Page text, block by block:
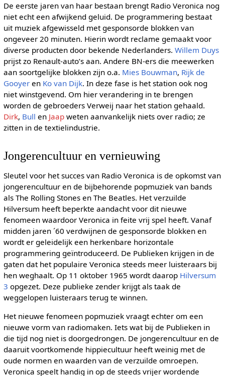
De eerste jaren van haar bestaan brengt Radio Veronica nog
niet echt een afwijkend geluid. De programmering bestaat
uit muziek afgewisseld met gesponsorde blokken van
ongeveer 20 minuten. Hierin wordt reclame gemaakt voor
diverse producten door bekende Nederlanders. Willem Duys
prijst zo Renault-auto’s aan. Andere BN-ers die meewerken
aan soortgelijke blokken zijn o.a. Mies Bouwman, Rijk de
Gooyeren Ko van Dijk. In deze fase is het station ook nog
niet winstgevend. Om hier verandering in te brengen
worden de gebroeders Verweij naar het station gehaald.
Dirk, Bull en Jaapweten aanvankelijk niets over radio; ze
zitten in de textielindustrie.
Jongerencultuur en vernieuwing
Sleutel voor het succes van Radio Veronica is de opkomst van
jongerencultuur en de bijbehorende popmuziek van bands
als The Rolling Stones en The Beatles. Het verzuilde
Hilversum heeft beperkte aandacht voor dit nieuwe
fenomeen waardoor Veronica in feite vrij spel heeft. Vanaf
midden jaren ´60 verdwijnen de gesponsorde blokken en
wordt er geleidelijk een herkenbare horizontale
programmering geïntroduceerd. De Publieken krijgen in de
gaten dat het populaire Veronica steeds meer luisteraars bij
hen weghaalt. Op 11 oktober 1965 wordt daarop Hilversum
3 opgezet. Deze publieke zender krijgt als taak de
weggelopen luisteraars terug te winnen.
Het nieuwe fenomeen popmuziek vraagt echter om een
nieuwe vorm van radiomaken. Iets wat bij de Publieken in
die tijd nog niet is doorgedrongen. De jongerencultuur en de
daaruit voortkomende hippiecultuur heeft weinig met de
oude normen en waarden van de verzuilde omroepen.
Veronica speelt handig in op de steeds vrijer wordende